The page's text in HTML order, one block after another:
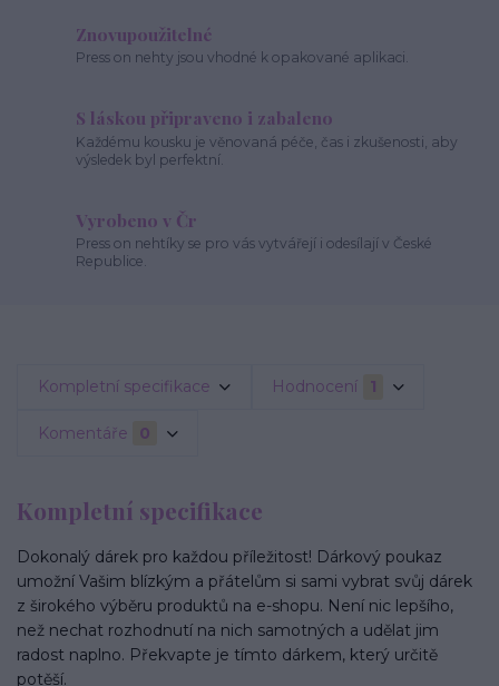
Znovupoužitelné
Press on nehty jsou vhodné k opakované aplikaci.
S láskou připraveno i zabaleno
Každému kousku je věnovaná péče, čas i zkušenosti, aby
výsledek byl perfektní.
Vyrobeno v Čr
Press on nehtíky se pro vás vytvářejí i odesílají v České
Republice.
Kompletní specifikace Hodnocení 1
Komentáře 0
Kompletní specifikace
Dokonalý dárek pro každou příležitost! Dárkový poukaz
umožní Vašim blízkým a přátelům si sami vybrat svůj dárek
z širokého výběru produktů na e-shopu. Není nic lepšího,
než nechat rozhodnutí na nich samotných a udělat jim
radost naplno. Překvapte je tímto dárkem, který určitě
potěší.